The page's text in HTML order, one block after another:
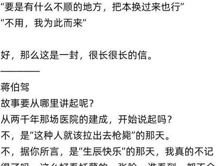
“要是有什么不顺的地方，把本换过来也行”
“不用，我为此而来”
好，那么这是一封，很长很长的信。
————
蒋伯驾
故事要从哪里讲起呢？
从两千年那场医院的建成，开始说起吗？
不，是“这种人就该拉出去枪毙”的那天。
不，据你所言，是“生辰快乐”的那天，我真的不记